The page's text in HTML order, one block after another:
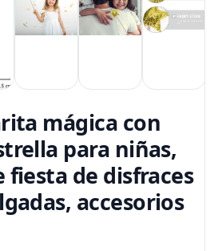
mágica con
para niñas,
fiesta de disfraces
accesorios